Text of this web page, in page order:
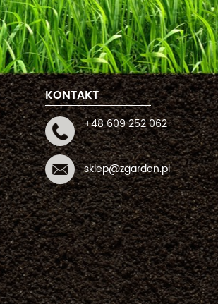
KONTAKT
+48 609 252 062
sklep@zgarden.pl